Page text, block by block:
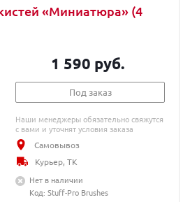
«Миниатюра» (4
1 590 руб.
Под заказ
Наши менеджеры обязательно свяжутся
с вами и уточнят условия заказа
Самовывоз
Курьер, ТК
Нет в наличии
Код: Stuff-Pro Brushes